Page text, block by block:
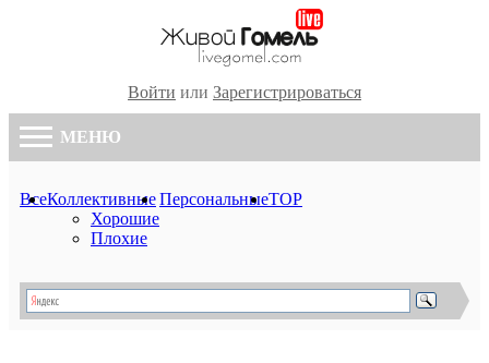
Войти или Зарегистрироваться
МЕНЮ
ВсеКоллективные
Хорошие
Плохие
ПерсональныеTOP